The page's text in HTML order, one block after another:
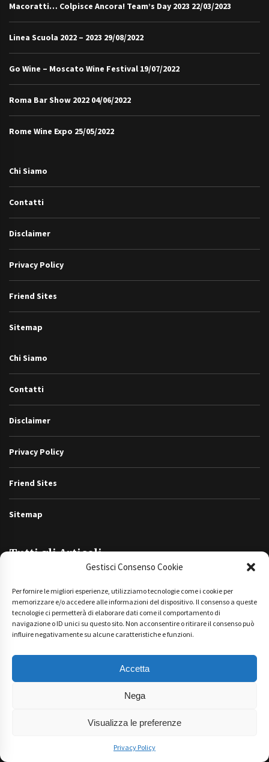
Gestisci Consenso Cookie
Per fornire le migliori esperienze, utilizziamo tecnologie come i cookie per
memorizzare e/o accedere alle informazioni del dispositivo. Il consenso a queste
tecnologie ci permetterà di elaborare dati come il comportamento di
navigazione o ID unici su questo sito. Non acconsentire o ritirare il consenso può
influire negativamente su alcune caratteristiche e funzioni.
Accetta
Nega
Visualizza le preferenze
Privacy Policy
Macoratti… Colpisce Ancora! Team’s Day 2023 22/03/2023
Linea Scuola 2022 – 2023 29/08/2022
Go Wine – Moscato Wine Festival 19/07/2022
Roma Bar Show 2022 04/06/2022
Rome Wine Expo 25/05/2022
Chi Siamo
Contatti
Disclaimer
Privacy Policy
Friend Sites
Sitemap
Chi Siamo
Contatti
Disclaimer
Privacy Policy
Friend Sites
Sitemap
Tutti gli Articoli
gli
Articoli